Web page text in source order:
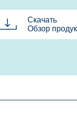
Скачать
Обзор